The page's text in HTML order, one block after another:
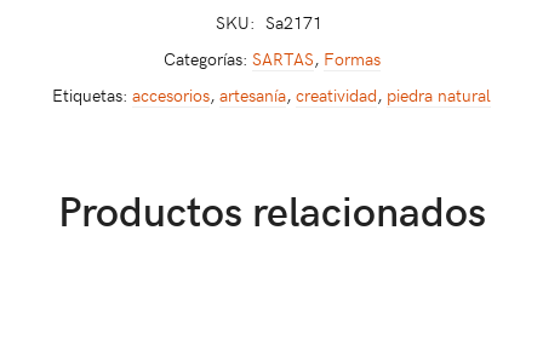
SKU: Sa2171
Categorías: SARTAS, Formas
Etiquetas: accesorios, artesanía, creatividad, piedra natural
Productos relacionados